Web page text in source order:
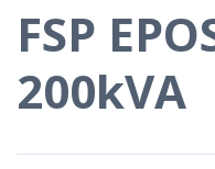
FSP
200kVA